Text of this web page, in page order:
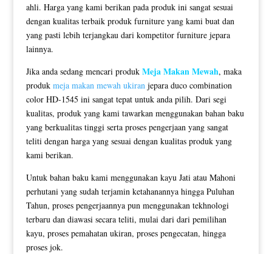
ahli. Harga yang kami berikan pada produk ini sangat sesuai
dengan kualitas terbaik produk furniture yang kami buat dan
yang pasti lebih terjangkau dari kompetitor furniture jepara
lainnya.
Jika anda sedang mencari produk Meja Makan Mewah, maka
produk meja makan mewah ukiranjepara duco combination
color HD-1545 ini sangat tepat untuk anda pilih. Dari segi
kualitas, produk yang kami tawarkan menggunakan bahan baku
yang berkualitas tinggi serta proses pengerjaan yang sangat
teliti dengan harga yang sesuai dengan kualitas produk yang
kami berikan.
Untuk bahan baku kami menggunakan kayu Jati atau Mahoni
perhutani yang sudah terjamin ketahanannya hingga Puluhan
Tahun, proses pengerjaannya pun menggunakan tekhnologi
terbaru dan diawasi secara teliti, mulai dari dari pemilihan
kayu, proses pemahatan ukiran, proses pengecatan, hingga
proses jok.